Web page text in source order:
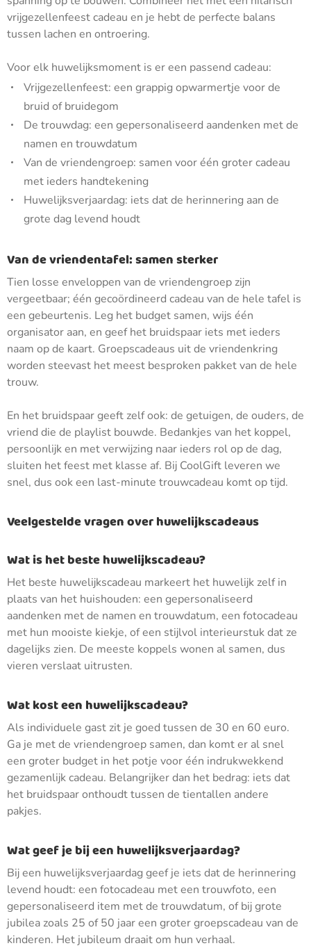
vrijgezellenfeest cadeau en je hebt de perfecte balans
tussen lachen en ontroering.
Voor elk huwelijksmoment is er een passend cadeau:
Vrijgezellenfeest: een grappig opwarmertje voor de
bruid of bruidegom
De trouwdag: een gepersonaliseerd aandenken met de
namen en trouwdatum
Van de vriendengroep: samen voor één groter cadeau
met ieders handtekening
Huwelijksverjaardag: iets dat de herinnering aan de
grote dag levend houdt
Van de vriendentafel: samen sterker
Tien losse enveloppen van de vriendengroep zijn
vergeetbaar; één gecoördineerd cadeau van de hele tafel is
een gebeurtenis. Leg het budget samen, wijs één
organisator aan, en geef het bruidspaar iets met ieders
naam op de kaart. Groepscadeaus uit de vriendenkring
worden steevast het meest besproken pakket van de hele
trouw.
En het bruidspaar geeft zelf ook: de getuigen, de ouders, de
vriend die de playlist bouwde. Bedankjes van het koppel,
persoonlijk en met verwijzing naar ieders rol op de dag,
sluiten het feest met klasse af. Bij CoolGift leveren we
snel, dus ook een last-minute trouwcadeau komt op tijd.
Veelgestelde vragen over huwelijkscadeaus
Wat is het beste huwelijkscadeau?
Het beste huwelijkscadeau markeert het huwelijk zelf in
plaats van het huishouden: een gepersonaliseerd
aandenken met de namen en trouwdatum, een fotocadeau
met hun mooiste kiekje, of een stijlvol interieurstuk dat ze
dagelijks zien. De meeste koppels wonen al samen, dus
vieren verslaat uitrusten.
Wat kost een huwelijkscadeau?
Als individuele gast zit je goed tussen de 30 en 60 euro.
Ga je met de vriendengroep samen, dan komt er al snel
een groter budget in het potje voor één indrukwekkend
gezamenlijk cadeau. Belangrijker dan het bedrag: iets dat
het bruidspaar onthoudt tussen de tientallen andere
pakjes.
Wat geef je bij een huwelijksverjaardag?
Bij een huwelijksverjaardag geef je iets dat de herinnering
levend houdt: een fotocadeau met een trouwfoto, een
gepersonaliseerd item met de trouwdatum, of bij grote
jubilea zoals 25 of 50 jaar een groter groepscadeau van de
kinderen. Het jubileum draait om hun verhaal.